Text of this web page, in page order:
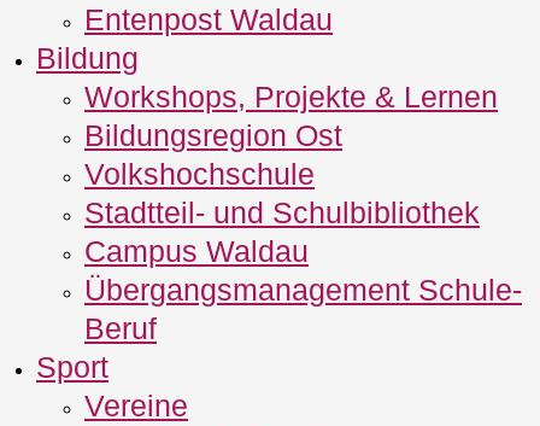
Entenpost Waldau
Bildung
Workshops, Projekte & Lernen
Bildungsregion Ost
Volkshochschule
Stadtteil- und Schulbibliothek
Campus Waldau
Übergangsmanagement Schule‐
Beruf
Sport
Vereine